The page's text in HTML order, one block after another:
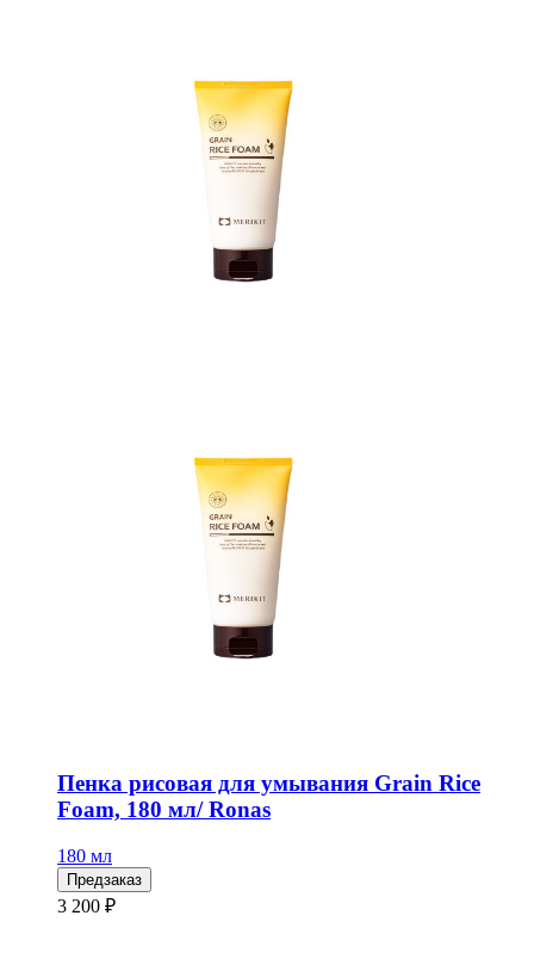
Пенка рисовая для умывания Grain Rice
Foam, 180 мл/ Ronas
180 мл
Предзаказ
3 200 ₽